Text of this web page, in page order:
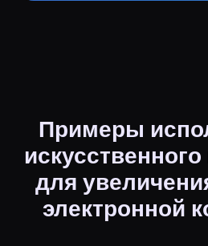
Примеры
для
электронной